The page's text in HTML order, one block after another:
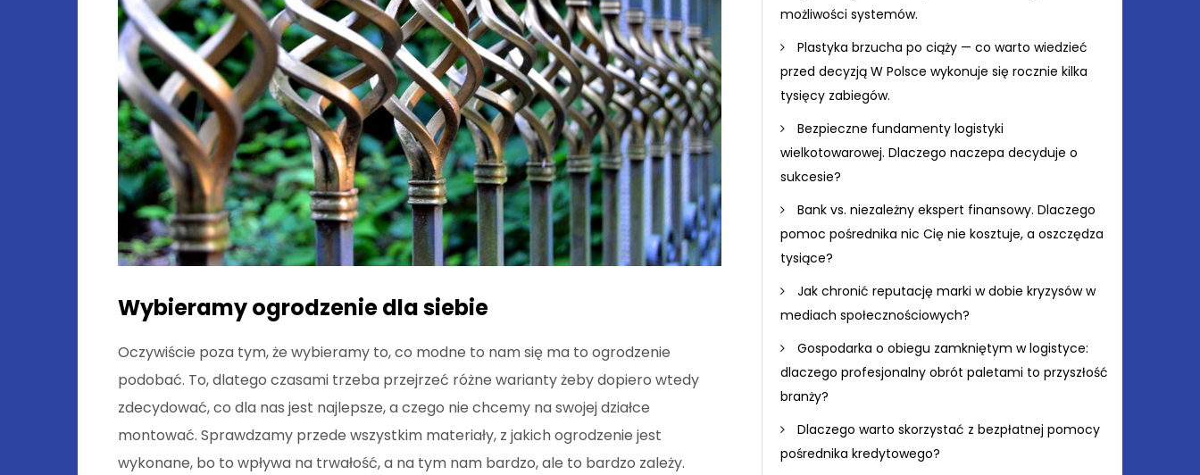
Wybieramy ogrodzenie dla siebie
Oczywiście poza tym, że wybieramy to, co modne to nam się ma to ogrodzenie
podobać. To, dlatego czasami trzeba przejrzeć różne warianty żeby dopiero wtedy
zdecydować, co dla nas jest najlepsze, a czego nie chcemy na swojej działce
montować. Sprawdzamy przede wszystkim materiały, z jakich ogrodzenie jest
wykonane, bo to wpływa na trwałość, a na tym nam bardzo, ale to bardzo zależy.
możliwości systemów.
Plastyka brzucha po ciąży — co warto wiedzieć
przed decyzją W Polsce wykonuje się rocznie kilka
tysięcy zabiegów.
Bezpieczne fundamenty logistyki
wielkotowarowej. Dlaczego naczepa decyduje o
sukcesie?
Bank vs. niezależny ekspert finansowy. Dlaczego
pomoc pośrednika nic Cię nie kosztuje, a oszczędza
tysiące?
Jak chronić reputację marki w dobie kryzysów w
mediach społecznościowych?
Gospodarka o obiegu zamkniętym w logistyce:
dlaczego profesjonalny obrót paletami to przyszłość
branży?
Dlaczego warto skorzystać z bezpłatnej pomocy
pośrednika kredytowego?